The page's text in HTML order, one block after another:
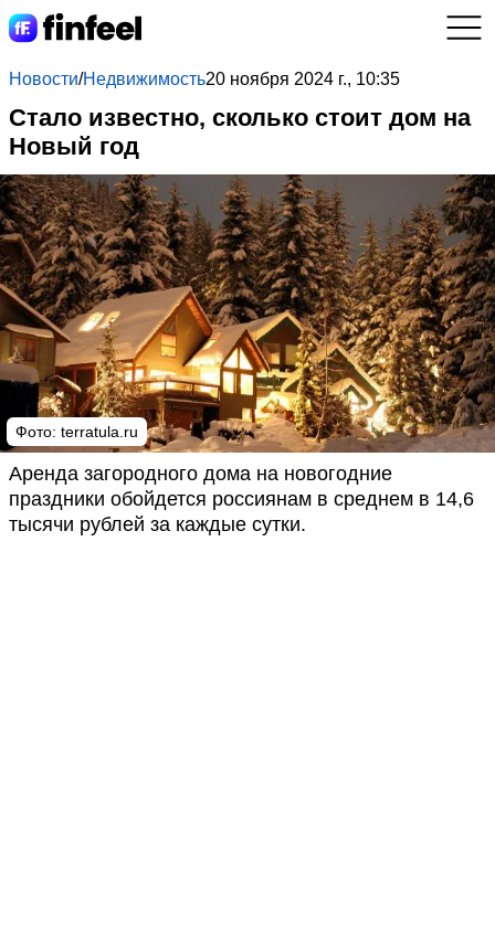
Новости/Недвижимость20 ноября 2024 г., 10:35
Стало известно, сколько стоит дом на
Новый год
Фото: terratula.ru
Аренда загородного дома на новогодние
праздники обойдется россиянам в среднем в 14,6
тысячи рублей за каждые сутки.